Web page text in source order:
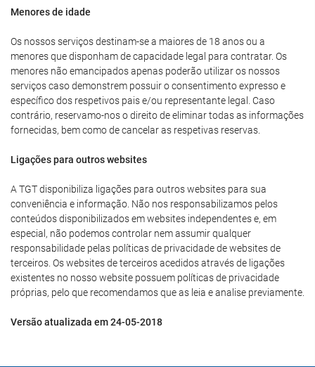
Menores de idade
Os nossos serviços destinam-se a maiores de 18 anos ou a
menores que disponham de capacidade legal para contratar. Os
menores não emancipados apenas poderão utilizar os nossos
serviços caso demonstrem possuir o consentimento expresso e
específico dos respetivos pais e/ou representante legal. Caso
contrário, reservamo-nos o direito de eliminar todas as informações
fornecidas, bem como de cancelar as respetivas reservas.
Ligações para outros websites
A TGT disponibiliza ligações para outros websites para sua
conveniência e informação. Não nos responsabilizamos pelos
conteúdos disponibilizados em websites independentes e, em
especial, não podemos controlar nem assumir qualquer
responsabilidade pelas políticas de privacidade de websites de
terceiros. Os websites de terceiros acedidos através de ligações
existentes no nosso website possuem políticas de privacidade
próprias, pelo que recomendamos que as leia e analise previamente.
Versão atualizada em 24-05-2018